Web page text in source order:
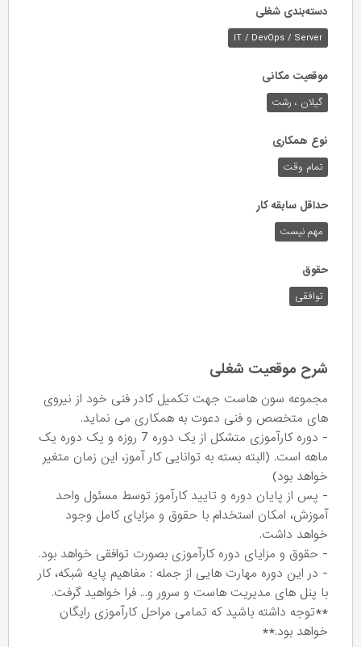
دسته‌بندی شغلی
IT / DevOps / Server
موقعیت مکانی
گیلان ، رشت
نوع همکاری
تمام وقت
حداقل سابقه کار
مهم نیست
حقوق
توافقی
شرح موقعیت شغلی
مجموعه سون هاست جهت تکمیل کادر فنی خود از نیروی
های متخصص و فنی دعوت به همکاری می نماید.
- دوره کارآموزی متشکل از یک دوره 7 روزه و یک دوره یک
ماهه است. (البته بسته به توانایی کار آموز، این زمان متغیر
خواهد بود)
- پس از پایان دوره و تایید کارآموز توسط مسئول واحد
آموزش، امکان استخدام با حقوق و مزایای کامل وجود
خواهد داشت.
- حقوق و مزایای دوره کارآموزی بصورت توافقی خواهد بود.
- در این دوره مهارت هایی از جمله : مفاهیم پایه شبکه، کار
با پنل های مدیریت هاست و سرور و... فرا خواهید گرفت.
**توجه داشته باشید که تمامی مراحل کارآموزی رایگان
خواهد بود.**